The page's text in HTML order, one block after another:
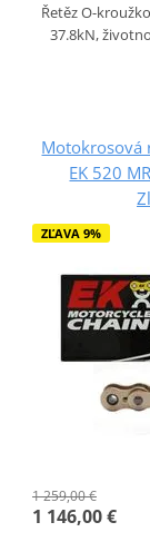
Řetěz O-
37.8kN,
Motokrosová
EK 520
ZĽAVA 9%
1 259,00 €
1 146,00 €